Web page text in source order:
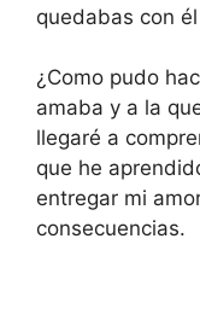
quedabas con
¿Como pudo
amaba y a la
llegaré a
que he
entregar mi
consecuencias.